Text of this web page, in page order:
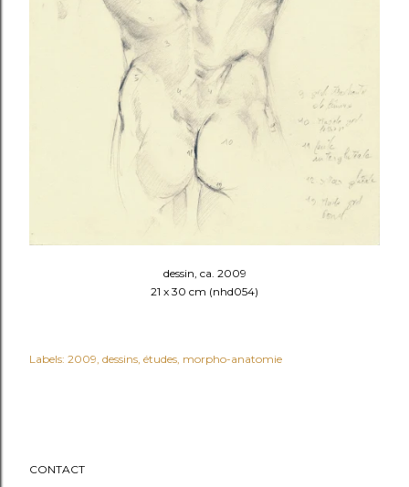
dessin, ca. 2009
21 x 30 cm (nhd054)
Labels: 2009 dessins études morpho-anatomie
CONTACT